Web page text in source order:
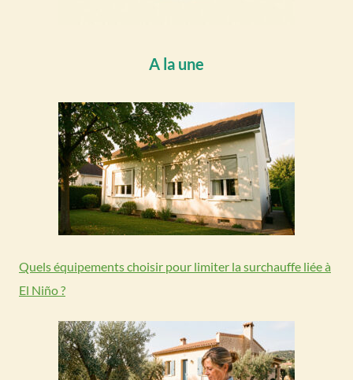
A la une
Quels équipements choisir pour limiter la surchauffe liée à
El Niño ?